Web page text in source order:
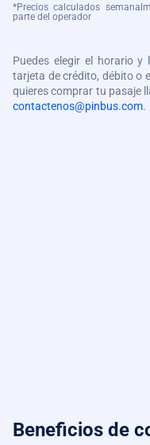
*Precios calculados
parte del operador
Puedes elegir el horario
tarjeta de crédito, débito o
quieres comprar tu pasaje
contactenos@pinbus.com.
Beneficios de